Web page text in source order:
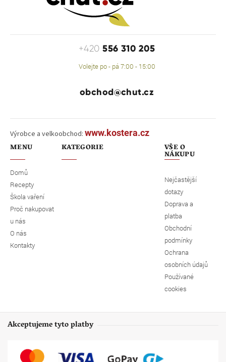
+420556 310 205
Volejte po - pá 7:00 - 15:00
obchod@chut.cz
Výrobce a velkoobchod: www.kostera.cz
MENU
Domů
Recepty
Škola vaření
Proč nakupovat
u nás
O nás
Kontakty
KATEGORIE VŠE O
NÁKUPU
Nejčastější
dotazy
Doprava a
platba
Obchodní
podmínky
Ochrana
osobních údajů
Používané
cookies
Akceptujeme tyto platby